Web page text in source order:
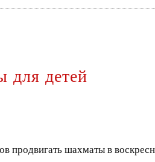
для детей
продвигать шахматы в